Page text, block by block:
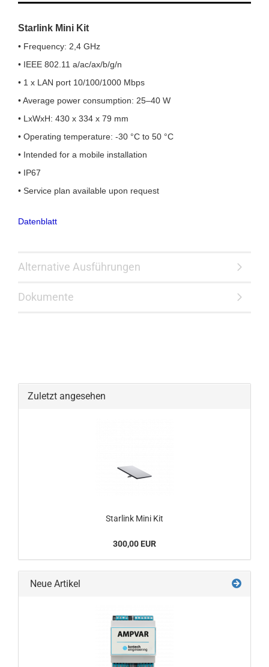
Starlink Mini Kit
• Frequency: 2,4 GHz
• IEEE 802.11 a/ac/ax/b/g/n
• 1 x LAN port 10/100/1000 Mbps
• Average power consumption: 25–40 W
• LxWxH: 430 x 334 x 79 mm
• Operating temperature: -30 °C to 50 °C
• Intended for a mobile installation
• IP67
• Service plan available upon request
Datenblatt
Alternative Ausführungen
Dokumente
Zuletzt angesehen
Starlink Mini Kit
300,00 EUR
Neue Artikel